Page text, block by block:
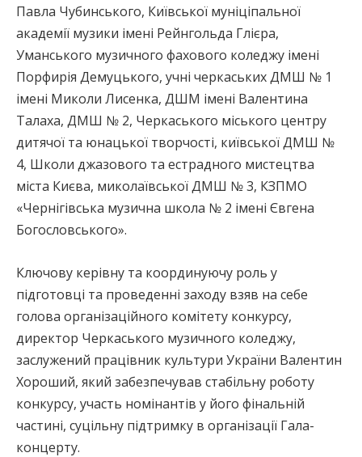
Павла Чубинського, Київської муніціпальної
академії музики імені Рейнгольда Глієра,
Уманського музичного фахового коледжу імені
Порфирія Демуцького, учні черкаських ДМШ № 1
імені Миколи Лисенка, ДШМ імені Валентина
Талаха, ДМШ № 2, Черкаського міського центру
дитячої та юнацької творчості, київської ДМШ №
4, Школи джазового та естрадного мистецтва
міста Києва, миколаївської ДМШ № 3, КЗПМО
«Чернігівська музична школа № 2 імені Євгена
Богословського».
Ключову керівну та координуючу роль у
підготовці та проведенні заходу взяв на себе
голова організаційного комітету конкурсу,
директор Черкаського музичного коледжу,
заслужений працівник культури України Валентин
Хороший, який забезпечував стабільну роботу
конкурсу, участь номінантів у його фінальній
частині, суцільну підтримку в організації Гала-
концерту.